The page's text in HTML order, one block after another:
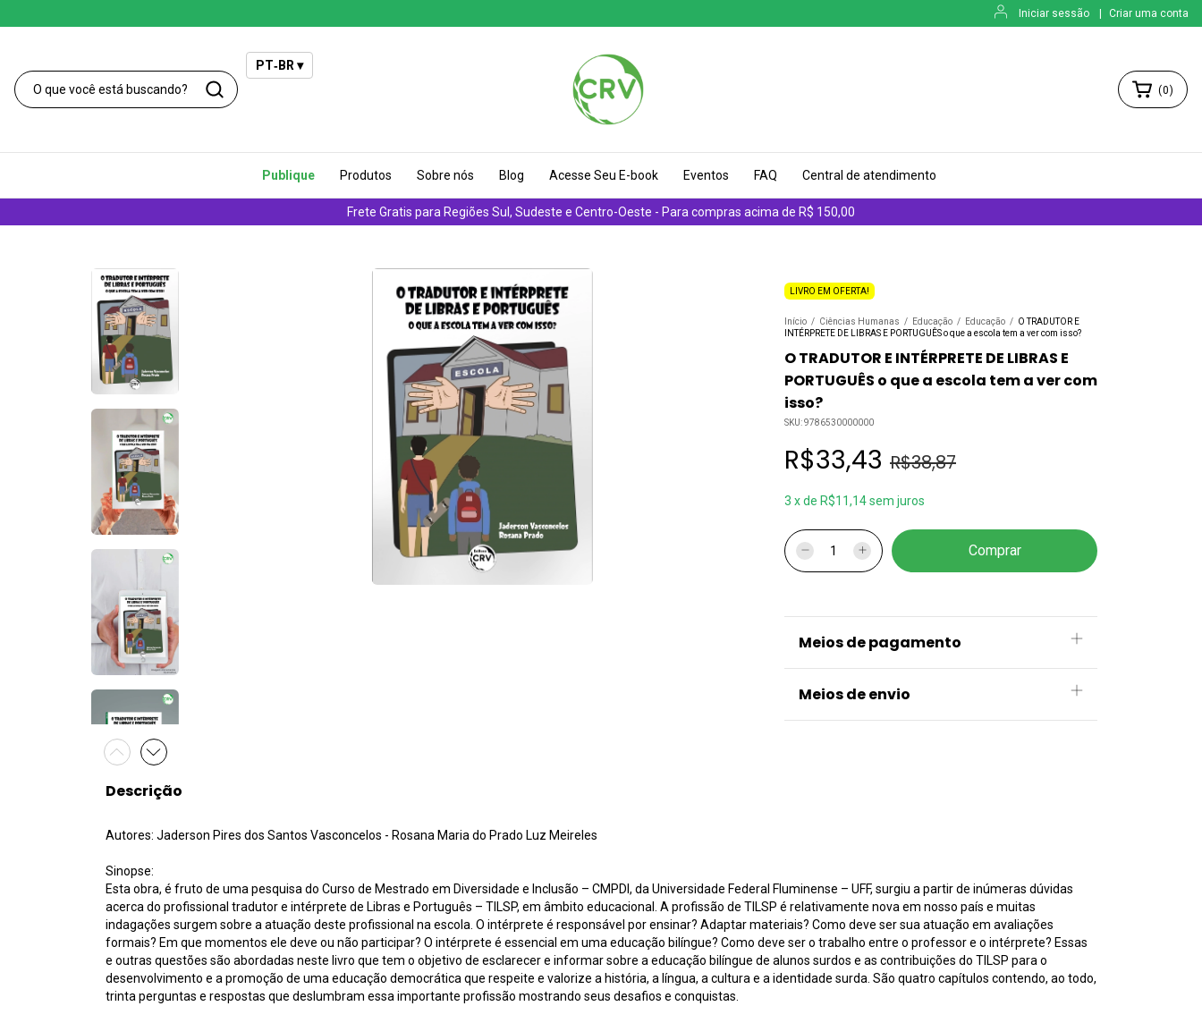
Iniciar sessão Criar uma conta
Frete Gratis para Regiões Sul, Sudeste e Centro-Oeste - Para compras acima de R$ 150,00
(0)
Publique Produtos Sobre nós Blog Acesse Seu E-book Eventos FAQ Central de atendimento
PT‑BR ▾
LIVRO EM OFERTA!
Início / Ciências Humanas / Educação / Educação / O TRADUTOR E
INTÉRPRETE DE LIBRAS E PORTUGUÊS o que a escola tem a ver com isso?
O TRADUTOR E INTÉRPRETE DE LIBRAS E
PORTUGUÊS o que a escola tem a ver com
isso?
SKU:9786530000000
R$33,43 R$38,87
3 xde R$11,14sem juros
Meios de pagamento
Meios de envio
Descrição
Autores: Jaderson Pires dos Santos Vasconcelos - Rosana Maria do Prado Luz Meireles
Sinopse:
Esta obra, é fruto de uma pesquisa do Curso de Mestrado em Diversidade e Inclusão – CMPDI, da Universidade Federal Fluminense – UFF, surgiu a partir de inúmeras dúvidas
acerca do profissional tradutor e intérprete de Libras e Português – TILSP, em âmbito educacional. A profissão de TILSP é relativamente nova em nosso país e muitas
indagações surgem sobre a atuação deste profissional na escola. O intérprete é responsável por ensinar? Adaptar materiais? Como deve ser sua atuação em avaliações
formais? Em que momentos ele deve ou não participar? O intérprete é essencial em uma educação bilíngue? Como deve ser o trabalho entre o professor e o intérprete? Essas
e outras questões são abordadas neste livro que tem o objetivo de esclarecer e informar sobre a educação bilíngue de alunos surdos e as contribuições do TILSP para o
desenvolvimento e a promoção de uma educação democrática que respeite e valorize a história, a língua, a cultura e a identidade surda. São quatro capítulos contendo, ao todo,
trinta perguntas e respostas que deslumbram essa importante profissão mostrando seus desafios e conquistas.